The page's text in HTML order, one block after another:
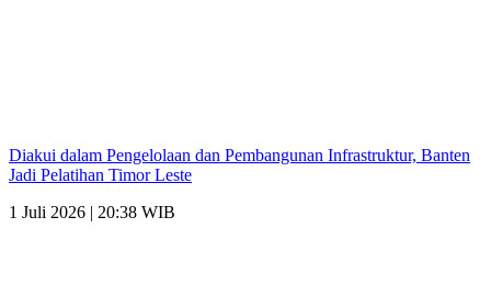
Diakui dalam Pengelolaan dan Pembangunan Infrastruktur, Banten
Jadi Pelatihan Timor Leste
1 Juli 2026 | 20:38 WIB